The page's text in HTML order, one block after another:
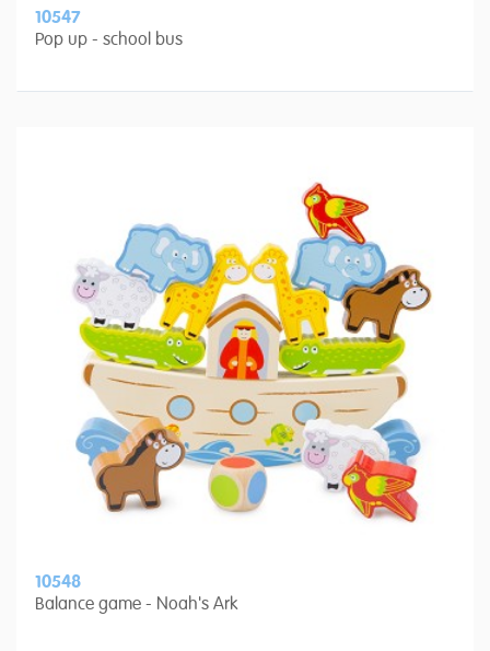
10547
Pop up - school bus
10548
Balance game - Noah's Ark